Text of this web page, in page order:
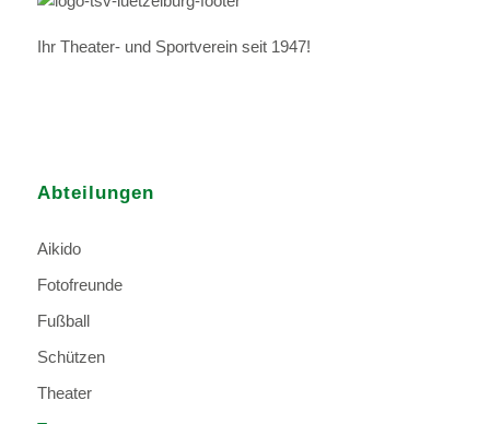
Ihr Theater- und Sportverein seit 1947!
Abteilungen
Aikido
Fotofreunde
Fußball
Schützen
Theater